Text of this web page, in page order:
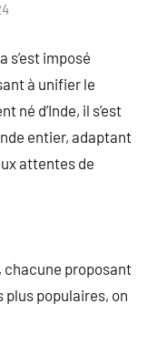
s’est imposé
à unifier le
né d’Inde, il s’est
entier, adaptant
attentes de
chacune proposant
populaires, on